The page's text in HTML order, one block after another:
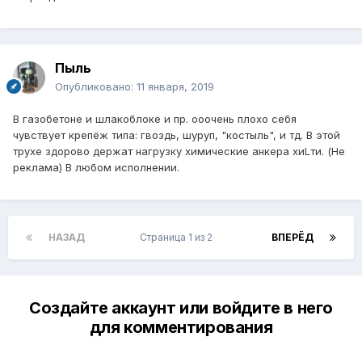
Пыль
Опубликовано: 11 января, 2019
В газобетоне и шлакоблоке и пр. ооочень плохо себя
чувствует крепёж типа: гвоздь, шуруп, "костыль", и тд. В этой
трухе здорово держат нагрузку химические анкера хиLти. (Не
реклама) В любом исполнении.
НАЗАД ВПЕРЁД
Страница 1 из 2
Создайте аккаунт или войдите в него
для комментирования